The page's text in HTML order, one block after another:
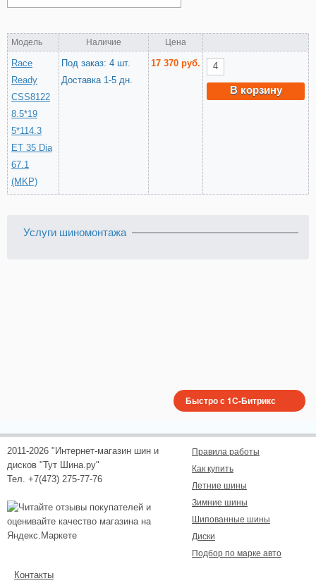
Модель Наличие Цена
Race
Ready
CSS8122
8.5*19
5*114.3
ET 35 Dia
67.1
(MKP)
Под заказ: 4 шт.
Доставка 1-5 дн.
17 370 руб.
В корзину
Услуги шиномонтажа
2011-2026 "Интернет-магазин шин и
дисков "Тут Шина.ру"
Тел. +7(473) 275-77-76
Правила работы
Как купить
Летние шины
Зимние шины
Шипованные шины
Диски
Подбор по марке авто
Контакты
Быстро с 1С-Битрикс